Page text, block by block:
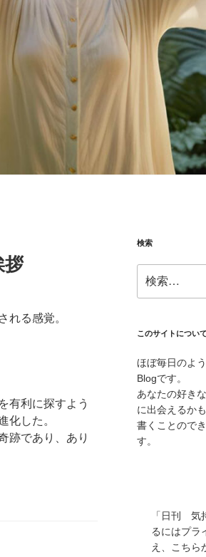
れる感覚。
有利に探すよう
化した。
跡であり、あり
検索
索:
このサイトについて
ほぼ毎日のよ
Blogです。
あなたの好き
に出会えるか
書くことので
す。
「日刊 気
るにはプラ
え、こちら